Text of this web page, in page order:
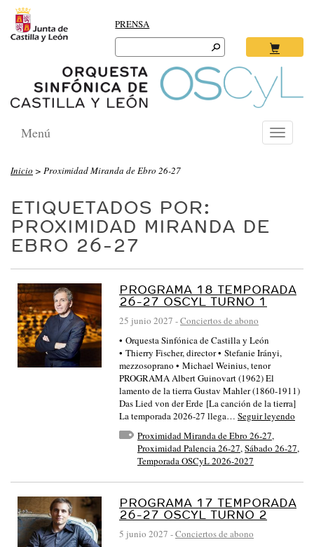
PRENSA
Search
for:
Toggle
Menú
Inicio > Proximidad Miranda de Ebro 26-27
ETIQUETADOS POR:
PROXIMIDAD MIRANDA DE
EBRO 26-27
PROGRAMA 18 TEMPORADA
26-27 OSCYL TURNO 1
25 junio 2027 -Conciertos de abono
• Orquesta Sinfónica de Castilla y León
• Thierry Fischer, director • Stefanie Irányi,
mezzosoprano • Michael Weinius, tenor
PROGRAMA Albert Guinovart (1962) El
lamento de la tierra Gustav Mahler (1860-1911)
Das Lied von der Erde [La canción de la tierra]
La temporada 2026-27 llega… Seguir leyendo
Proximidad Miranda de Ebro 26-27,
Proximidad Palencia 26-27,Sábado 26-27,
Temporada OSCyL 2026-2027
PROGRAMA 17 TEMPORADA
26-27 OSCYL TURNO 2
5 junio 2027 -Conciertos de abono